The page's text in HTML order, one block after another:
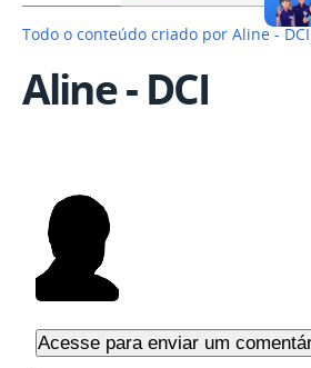
Todo o conteúdo criado por Aline -
Aline - DCI